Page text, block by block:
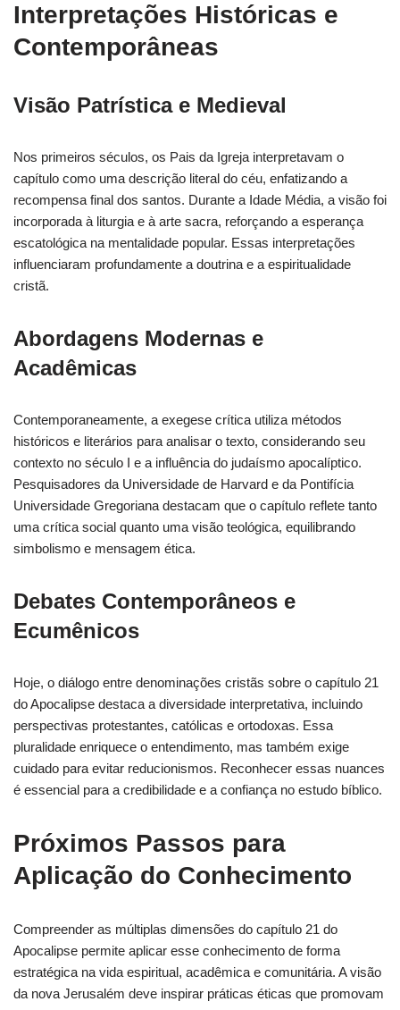
Interpretações Históricas e
Contemporâneas
Visão Patrística e Medieval
Nos primeiros séculos, os Pais da Igreja interpretavam o
capítulo como uma descrição literal do céu, enfatizando a
recompensa final dos santos. Durante a Idade Média, a visão foi
incorporada à liturgia e à arte sacra, reforçando a esperança
escatológica na mentalidade popular. Essas interpretações
influenciaram profundamente a doutrina e a espiritualidade
cristã.
Abordagens Modernas e
Acadêmicas
Contemporaneamente, a exegese crítica utiliza métodos
históricos e literários para analisar o texto, considerando seu
contexto no século I e a influência do judaísmo apocalíptico.
Pesquisadores da Universidade de Harvard e da Pontifícia
Universidade Gregoriana destacam que o capítulo reflete tanto
uma crítica social quanto uma visão teológica, equilibrando
simbolismo e mensagem ética.
Debates Contemporâneos e
Ecumênicos
Hoje, o diálogo entre denominações cristãs sobre o capítulo 21
do Apocalipse destaca a diversidade interpretativa, incluindo
perspectivas protestantes, católicas e ortodoxas. Essa
pluralidade enriquece o entendimento, mas também exige
cuidado para evitar reducionismos. Reconhecer essas nuances
é essencial para a credibilidade e a confiança no estudo bíblico.
Próximos Passos para
Aplicação do Conhecimento
Compreender as múltiplas dimensões do capítulo 21 do
Apocalipse permite aplicar esse conhecimento de forma
estratégica na vida espiritual, acadêmica e comunitária. A visão
da nova Jerusalém deve inspirar práticas éticas que promovam